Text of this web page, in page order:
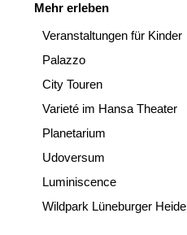
Mehr erleben
Veranstaltungen für Kinder
Palazzo
City Touren
Varieté im Hansa Theater
Planetarium
Udoversum
Luminiscence
Wildpark Lüneburger Heide